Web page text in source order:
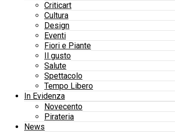
Criticart
Cultura
Design
Eventi
Fiori e Piante
Il gusto
Salute
Spettacolo
Tempo Libero
In Evidenza
Novecento
Pirateria
News